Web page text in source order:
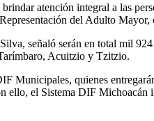
atención integral a las
del Adulto
señaló serán en total mil
Acuitzio y Tzitzio.
Municipales, quienes
ello, el Sistema DIF